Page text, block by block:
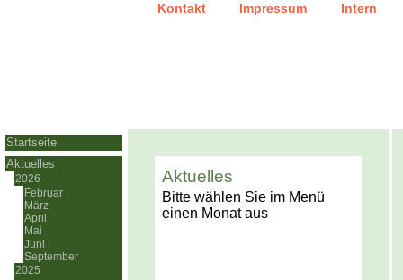
Kontakt Impressum Intern
Startseite
Aktuelles
2026
Februar
März
April
Mai
Juni
September
2025
Aktuelles
Bitte wählen Sie im Menü
einen Monat aus